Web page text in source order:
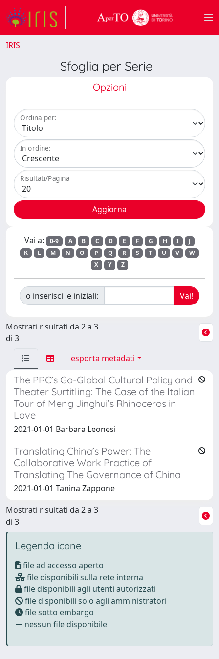
IRIS
Sfoglia per Serie
Opzioni
Ordina per:
In ordine:
Risultati/Pagina
Vai a: 0-9 A B C D E F G H I
J
K
L M N O P Q R S T U V
W
X
Y Z
o inserisci le iniziali:
Mostrati risultati da 2 a 3
di 3
esporta metadati
The PRC’s Go-Global Cultural Policy and
Theater Surtitling: The Case of the Italian
Tour of Meng Jinghui’s Rhinoceros in
Love
2021-01-01 Barbara Leonesi
Translating China’s Power: The
Collaborative Work Practice of
Translating The Governance of China
2021-01-01 Tanina Zappone
Mostrati risultati da 2 a 3
di 3
Legenda icone
file ad accesso aperto
file disponibili sulla rete interna
file disponibili agli utenti autorizzati
file disponibili solo agli amministratori
file sotto embargo
nessun file disponibile